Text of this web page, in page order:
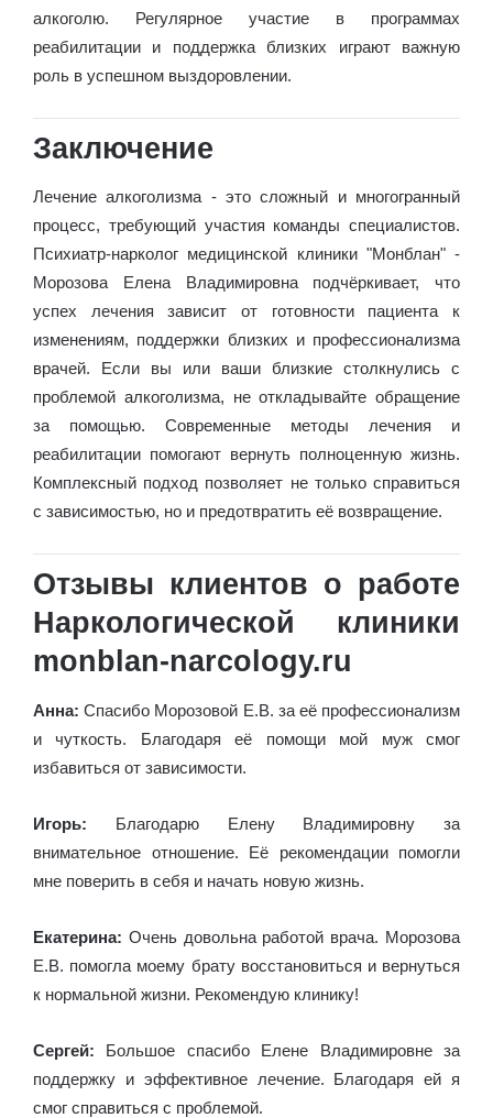
алкоголю. Регулярное участие в программах
реабилитации и поддержка близких играют важную
роль в успешном выздоровлении.
Заключение
Лечение алкоголизма - это сложный и многогранный
процесс, требующий участия команды специалистов.
Психиатр-нарколог медицинской клиники "Монблан" -
Морозова Елена Владимировна подчёркивает, что
успех лечения зависит от готовности пациента к
изменениям, поддержки близких и профессионализма
врачей. Если вы или ваши близкие столкнулись с
проблемой алкоголизма, не откладывайте обращение
за помощью. Современные методы лечения и
реабилитации помогают вернуть полноценную жизнь.
Комплексный подход позволяет не только справиться
с зависимостью, но и предотвратить её возвращение.
Отзывы клиентов о работе
Наркологической клиники
monblan-narcology.ru
Анна: Спасибо Морозовой Е.В. за её профессионализм
и чуткость. Благодаря её помощи мой муж смог
избавиться от зависимости.
Игорь: Благодарю Елену Владимировну за
внимательное отношение. Её рекомендации помогли
мне поверить в себя и начать новую жизнь.
Екатерина: Очень довольна работой врача. Морозова
Е.В. помогла моему брату восстановиться и вернуться
к нормальной жизни. Рекомендую клинику!
Сергей: Большое спасибо Елене Владимировне за
поддержку и эффективное лечение. Благодаря ей я
смог справиться с проблемой.